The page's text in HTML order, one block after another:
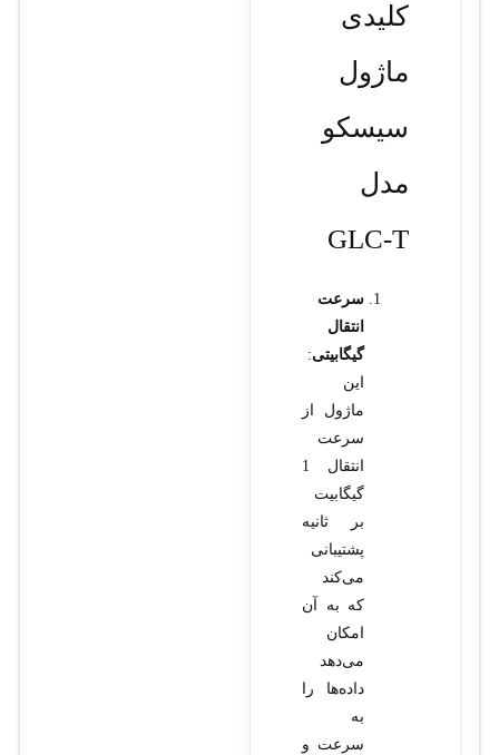
کلیدی
ماژول
سیسکو
مدل
GLC-T
سرعت
انتقال
گیگابیتی:
این
ماژول از
سرعت
انتقال 1
گیگابیت
بر ثانیه
پشتیبانی
می‌کند
که به آن
امکان
می‌دهد
داده‌ها را
به
سرعت و